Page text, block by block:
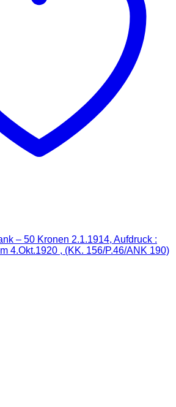
– 50 Kronen 2.1.1914, Aufdruck :
4.Okt.1920 , (KK. 156/P.46/ANK 190)